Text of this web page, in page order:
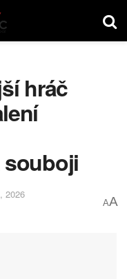
hráč
souboji
2026
AA